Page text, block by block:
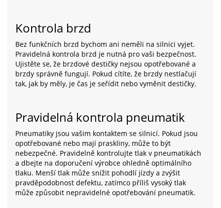
Kontrola brzd
Bez funkčních brzd bychom ani neměli na silnici vyjet.
Pravidelná kontrola brzd je nutná pro vaši bezpečnost.
Ujistěte se, že brzdové destičky nejsou opotřebované a
brzdy správně fungují. Pokud cítíte, že brzdy nestlačují
tak, jak by měly, je čas je seřídit nebo vyměnit destičky.
Pravidelná kontrola pneumatik
Pneumatiky jsou vašim kontaktem se silnicí. Pokud jsou
opotřebované nebo mají praskliny, může to být
nebezpečné. Pravidelně kontrolujte tlak v pneumatikách
a dbejte na doporučení výrobce ohledně optimálního
tlaku. Menší tlak může snížit pohodlí jízdy a zvýšit
pravděpodobnost defektu, zatímco příliš vysoký tlak
může způsobit nepravidelné opotřebování pneumatik.